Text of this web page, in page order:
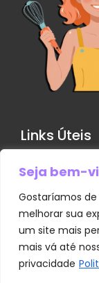
Seja bem-
Gostaríamos
melhorar sua
um site mais
mais vá até
privacidade
Links Úteis
Contato
Política de
Sobre Nós
Termos e
Transparência